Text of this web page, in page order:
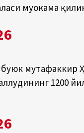
муҳокама
мутафаккир
1200